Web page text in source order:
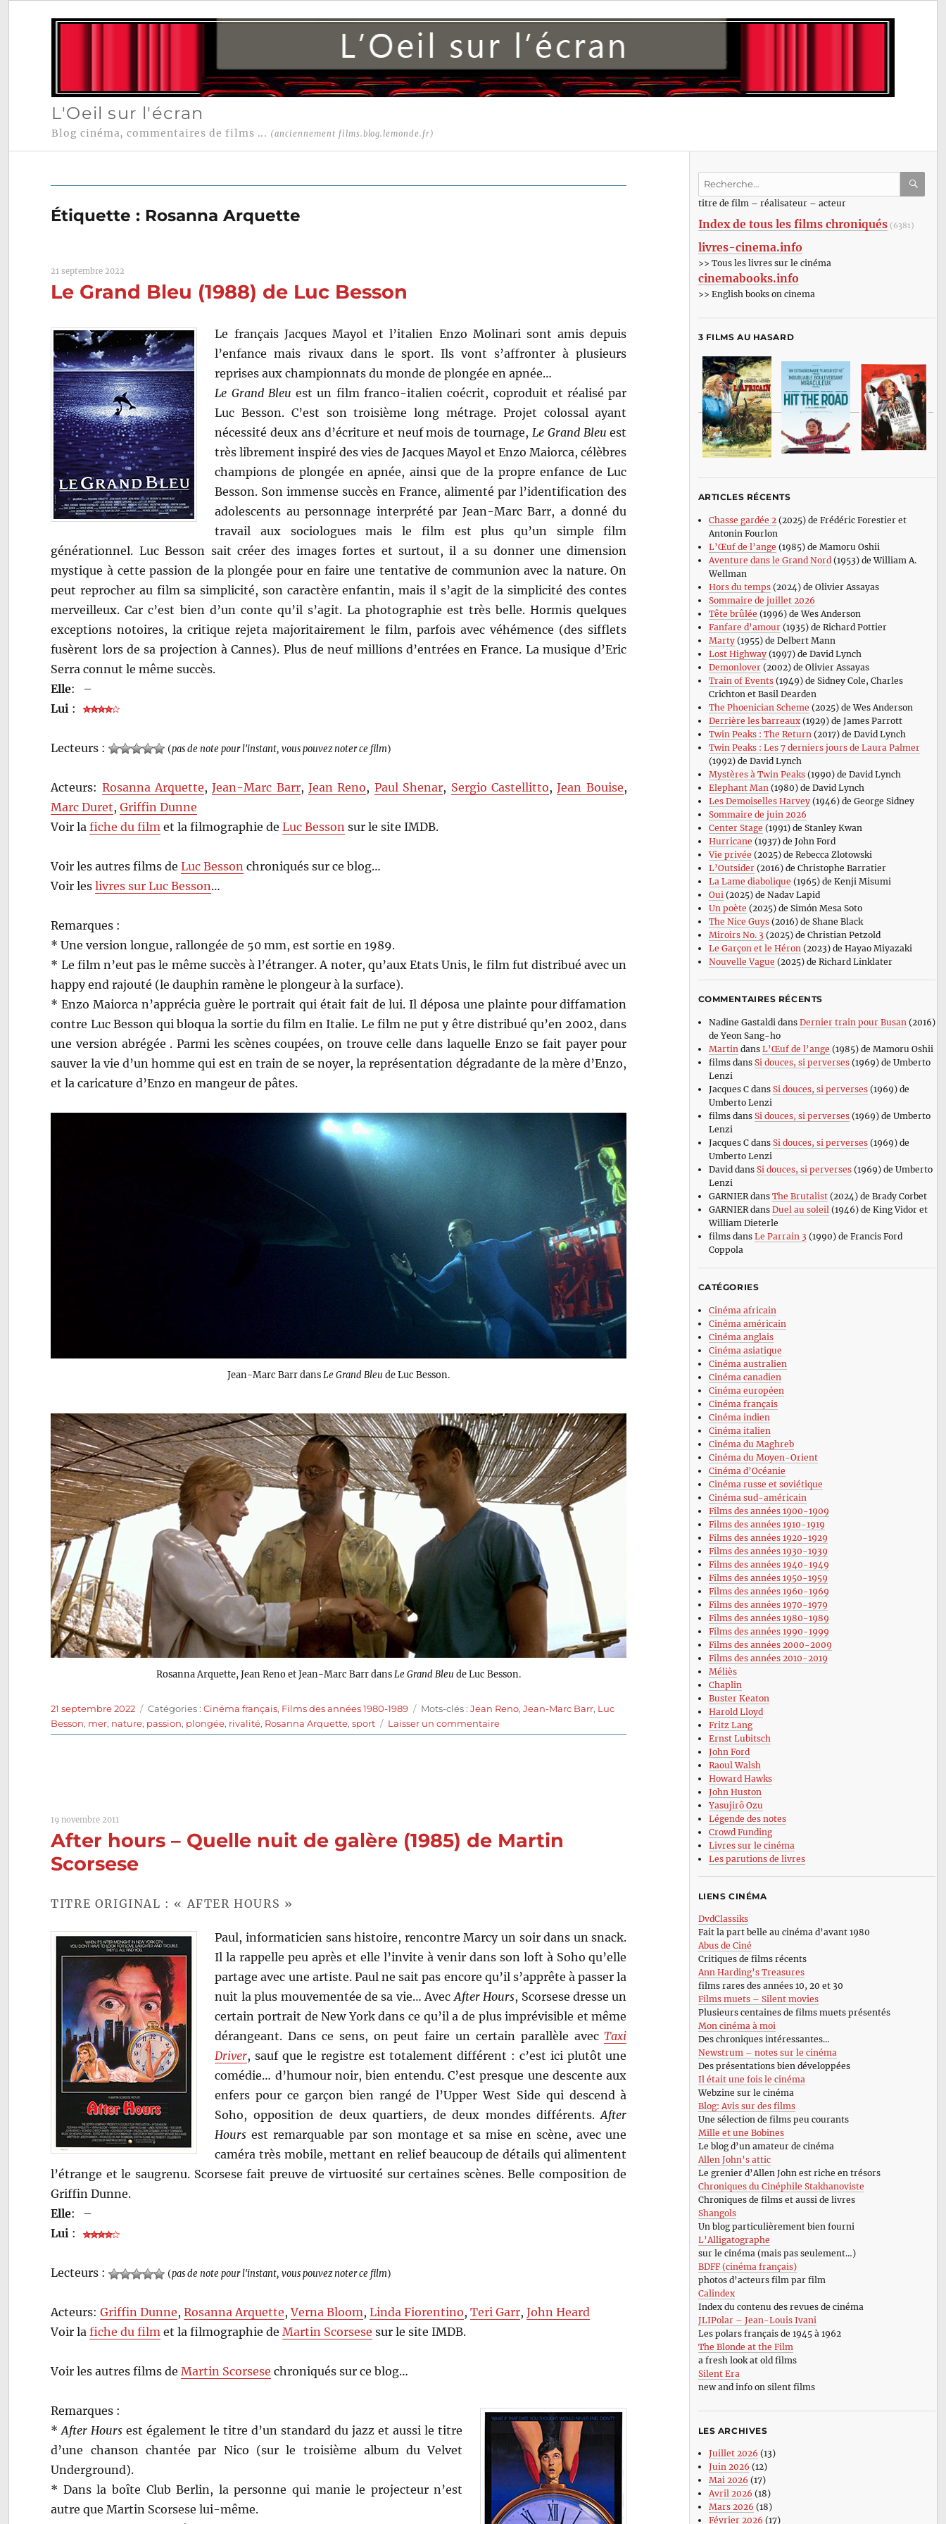
L'Oeil sur l'écran
Blog cinéma, commentaires de films ... (anciennement films.blog.lemonde.fr)
Étiquette : Rosanna Arquette
21 septembre 2022
Le Grand Bleu (1988) de Luc Besson
Le français Jacques Mayol et l’italien Enzo Molinari sont amis depuis
l’enfance mais rivaux dans le sport. Ils vont s’affronter à plusieurs
reprises aux championnats du monde de plongée en apnée…
Le Grand Bleu est un film franco-italien coécrit, coproduit et réalisé par
Luc Besson. C’est son troisième long métrage. Projet colossal ayant
nécessité deux ans d’écriture et neuf mois de tournage, Le Grand Bleu est
très librement inspiré des vies de Jacques Mayol et Enzo Maiorca, célèbres
champions de plongée en apnée, ainsi que de la propre enfance de Luc
Besson. Son immense succès en France, alimenté par l’identification des
adolescents au personnage interprété par Jean-Marc Barr, a donné du
travail aux sociologues mais le film est plus qu’un simple film
générationnel. Luc Besson sait créer des images fortes et surtout, il a su donner une dimension
mystique à cette passion de la plongée pour en faire une tentative de communion avec la nature. On
peut reprocher au film sa simplicité, son caractère enfantin, mais il s’agit de la simplicité des contes
merveilleux. Car c’est bien d’un conte qu’il s’agit. La photographie est très belle. Hormis quelques
exceptions notoires, la critique rejeta majoritairement le film, parfois avec véhémence (des sifflets
fusèrent lors de sa projection à Cannes). Plus de neuf millions d’entrées en France. La musique d’Eric
Serra connut le même succès.
Elle:
–
Lui :
Lecteurs : (pas de note pour l'instant, vous pouvez noter ce film)
Acteurs: Rosanna Arquette,Jean-Marc Barr,Jean Reno, Paul Shenar, Sergio Castellitto,Jean Bouise,
Marc Duret,Griffin Dunne
Voir lafiche du film et la filmographie deLuc Besson sur le site IMDB.
Voir les autres films deLuc Besson chroniqués sur ce blog…
Voir leslivres sur Luc Besson…
Remarques :
* Une version longue, rallongée de 50 mm, est sortie en 1989.
* Le film n’eut pas le même succès à l’étranger. A noter, qu’aux Etats Unis, le film fut distribué avec un
happy end rajouté (le dauphin ramène le plongeur à la surface).
* Enzo Maiorca n’apprécia guère le portrait qui était fait de lui. Il déposa une plainte pour diffamation
contre Luc Besson qui bloqua la sortie du film en Italie. Le film ne put y être distribué qu’en 2002, dans
une version abrégée . Parmi les scènes coupées, on trouve celle dans laquelle Enzo se fait payer pour
sauver la vie d’un homme qui est en train de se noyer, la représentation dégradante de la mère d’Enzo,
et la caricature d’Enzo en mangeur de pâtes.
Jean-Marc Barr dans Le Grand Bleu de Luc Besson.
Rosanna Arquette, Jean Reno et Jean-Marc Barr dans Le Grand Bleu de Luc Besson.
Publié
le
21 septembre 2022 Catégories
Catégories :Cinéma français, Films des années 1980-1989 Étiquettes
Mots-clés :Jean Reno,Jean-Marc Barr, Luc
Besson, mer, nature, passion, plongée, rivalité, Rosanna Arquette,sport Laisser un commentairesur
Le
19 novembre 2011
After hours – Quelle nuit de galère (1985) de Martin
Scorsese
TITRE ORIGINAL : « AFTER HOURS »
Paul, informaticien sans histoire, rencontre Marcy un soir dans un snack.
Il la rappelle peu après et elle l’invite à venir dans son loft à Soho qu’elle
partage avec une artiste. Paul ne sait pas encore qu’il s’apprête à passer la
nuit la plus mouvementée de sa vie… AvecAfter Hours, Scorsese dresse un
certain portrait de New York dans ce qu’il a de plus imprévisible et même
dérangeant. Dans ce sens, on peut faire un certain parallèle avecTaxi
Driver, sauf que le registre est totalement différent : c’est ici plutôt une
comédie… d’humour noir, bien entendu. C’est presque une descente aux
enfers pour ce garçon bien rangé de l’Upper West Side qui descend à
Soho, opposition de deux quartiers, de deux mondes différents.After
Hours est remarquable par son montage et sa mise en scène, avec une
caméra très mobile, mettant en relief beaucoup de détails qui alimentent
l’étrange et le saugrenu. Scorsese fait preuve de virtuosité sur certaines scènes. Belle composition de
Griffin Dunne.
Elle:
–
Lui :
Lecteurs : (pas de note pour l'instant, vous pouvez noter ce film)
Acteurs:Griffin Dunne,Rosanna Arquette,Verna Bloom,Linda Fiorentino,Teri Garr,John Heard
Voir lafiche du film et la filmographie deMartin Scorsese sur le site IMDB.
Voir les autres films deMartin Scorsese chroniqués sur ce blog…
Remarques :
*After Hours est également le titre d’un standard du jazz et aussi le titre
d’une chanson chantée par Nico (sur le troisième album du Velvet
Underground).
* Dans la boîte Club Berlin, la personne qui manie le projecteur n’est
autre que Martin Scorsese lui-même.
Recherche
:titre de film – réalisateur – acteur
Index de tous les films chroniqués (6381)
livres-cinema.info
>> Tous les livres sur le cinéma
cinemabooks.info
>> English books on cinema
3 FILMS AU HASARD
ARTICLES RÉCENTS
Chasse gardée 2(2025) de Frédéric Forestier et
Antonin Fourlon
L’Œuf de l’ange (1985) de Mamoru Oshii
Aventure dans le Grand Nord(1953) de William A.
Wellman
Hors du temps(2024) de Olivier Assayas
Sommaire de juillet 2026
Tête brûlée (1996) de Wes Anderson
Fanfare d’amour(1935) de Richard Pottier
Marty(1955) de Delbert Mann
Lost Highway(1997) de David Lynch
Demonlover(2002) de Olivier Assayas
Train of Events(1949) de Sidney Cole, Charles
Crichton et Basil Dearden
The Phoenician Scheme (2025) de Wes Anderson
Derrière les barreaux(1929) de James Parrott
Twin Peaks : The Return(2017) de David Lynch
Twin Peaks : Les 7 derniers jours de Laura Palmer
(1992) de David Lynch
Mystères à Twin Peaks(1990) de David Lynch
Elephant Man(1980) de David Lynch
Les Demoiselles Harvey(1946) de George Sidney
Sommaire de juin 2026
Center Stage (1991) de Stanley Kwan
Hurricane (1937) de John Ford
Vie privée (2025) de Rebecca Zlotowski
L’Outsider(2016) de Christophe Barratier
La Lame diabolique (1965) de Kenji Misumi
Oui(2025) de Nadav Lapid
Un poète (2025) de Simón Mesa Soto
The Nice Guys(2016) de Shane Black
Miroirs No. 3 (2025) de Christian Petzold
Le Garçon et le Héron(2023) de Hayao Miyazaki
Nouvelle Vague (2025) de Richard Linklater
COMMENTAIRES RÉCENTS
Nadine Gastaldi dans Dernier train pour Busan (2016)
de Yeon Sang-ho
Martin dans L’Œuf de l’ange (1985) de Mamoru Oshii
filmsdans Si douces, si perverses(1969) de Umberto
Lenzi
Jacques Cdans Si douces, si perverses(1969) de
Umberto Lenzi
filmsdans Si douces, si perverses(1969) de Umberto
Lenzi
Jacques Cdans Si douces, si perverses(1969) de
Umberto Lenzi
David dans Si douces, si perverses(1969) de Umberto
Lenzi
GARNIERdans The Brutalist(2024) de Brady Corbet
GARNIERdans Duel au soleil (1946) de King Vidor et
William Dieterle
filmsdans Le Parrain 3 (1990) de Francis Ford
Coppola
CATÉGORIES
Cinéma africain
Cinéma américain
Cinéma anglais
Cinéma asiatique
Cinéma australien
Cinéma canadien
Cinéma européen
Cinéma français
Cinéma indien
Cinéma italien
Cinéma du Maghreb
Cinéma du Moyen-Orient
Cinéma d’Océanie
Cinéma russe et soviétique
Cinéma sud-américain
Films des années 1900-1909
Films des années 1910-1919
Films des années 1920-1929
Films des années 1930-1939
Films des années 1940-1949
Films des années 1950-1959
Films des années 1960-1969
Films des années 1970-1979
Films des années 1980-1989
Films des années 1990-1999
Films des années 2000-2009
Films des années 2010-2019
Méliès
Chaplin
Buster Keaton
Harold Lloyd
Fritz Lang
Ernst Lubitsch
John Ford
Raoul Walsh
Howard Hawks
John Huston
Yasujirô Ozu
Légende des notes
Crowd Funding
Livres sur le cinéma
Les parutions de livres
LIENS CINÉMA
DvdClassiks
Fait la part belle au cinéma d’avant 1980
Abus de Ciné
Critiques de films récents
Ann Harding’s Treasures
films rares des années 10, 20 et 30
Films muets – Silent movies
Plusieurs centaines de films muets présentés
Mon cinéma à moi
Des chroniques intéressantes…
Newstrum – notes sur le cinéma
Des présentations bien développées
Il était une fois le cinéma
Webzine sur le cinéma
Blog: Avis sur des films
Une sélection de films peu courants
Mille et une Bobines
Le blog d’un amateur de cinéma
Allen John’s attic
Le grenier d’Allen John est riche en trésors
Chroniques du Cinéphile Stakhanoviste
Chroniques de films et aussi de livres
Shangols
Un blog particulièrement bien fourni
L’Alligatographe
sur le cinéma (mais pas seulement…)
BDFF (cinéma français)
photos d’acteurs film par film
Calindex
Index du contenu des revues de cinéma
JLIPolar – Jean-Louis Ivani
Les polars français de 1945 à 1962
The Blonde at the Film
a fresh look at old films
Silent Era
new and info on silent films
LES ARCHIVES
Juillet 2026 (13)
Juin 2026 (12)
Mai 2026 (17)
Avril 2026 (18)
Mars 2026 (18)
Février 2026 (17)